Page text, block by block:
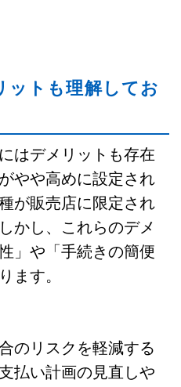
ットも理解してお
はデメリットも存在
やや高めに設定され
が販売店に限定され
かし、これらのデメ
」や「手続きの簡便
ます。
のリスクを軽減する
払い計画の見直しや